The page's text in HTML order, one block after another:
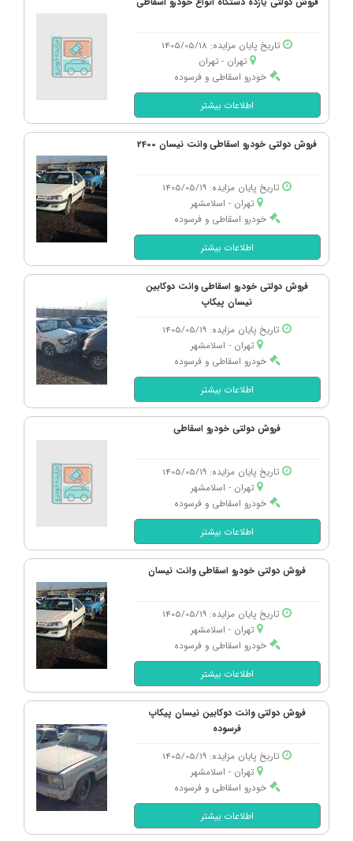
تاریخ پایان مزایده: 1405/05/18
تهران - تهران
خودرو اسقاطی و فرسوده
اطلاعات بیشتر
فروش دولتی خودرو اسقاطی وانت نیسان 2400
تاریخ پایان مزایده: 1405/05/19
تهران - اسلامشهر
خودرو اسقاطی و فرسوده
اطلاعات بیشتر
فروش دولتی خودرو اسقاطی وانت دوکابین
نیسان پیکاپ
تاریخ پایان مزایده: 1405/05/19
تهران - اسلامشهر
خودرو اسقاطی و فرسوده
اطلاعات بیشتر
فروش دولتی خودرو اسقاطی
تاریخ پایان مزایده: 1405/05/19
تهران - اسلامشهر
خودرو اسقاطی و فرسوده
اطلاعات بیشتر
فروش دولتی خودرو اسقاطی وانت نیسان
تاریخ پایان مزایده: 1405/05/19
تهران - اسلامشهر
خودرو اسقاطی و فرسوده
اطلاعات بیشتر
فروش دولتی وانت دوکابین نیسان پیکاپ
فرسوده
تاریخ پایان مزایده: 1405/05/19
تهران - اسلامشهر
خودرو اسقاطی و فرسوده
اطلاعات بیشتر